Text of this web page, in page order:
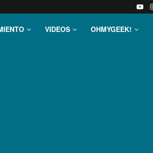
VIDEOS OHMYGEEK!